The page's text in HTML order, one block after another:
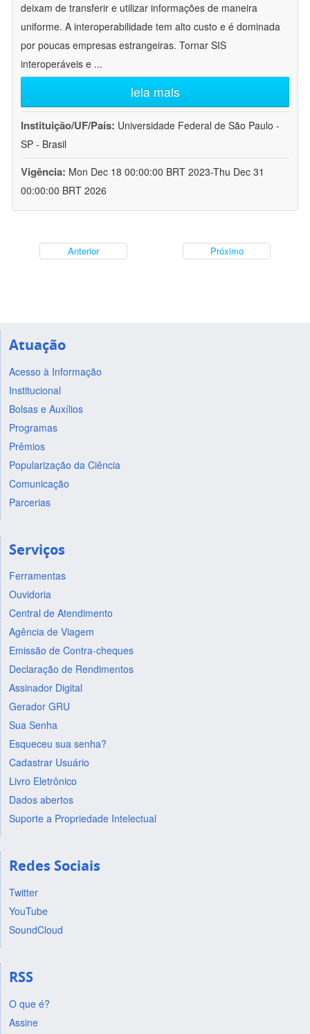
deixam de transferir e utilizar informações de maneira
uniforme. A interoperabilidade tem alto custo e é dominada
por poucas empresas estrangeiras. Tornar SIS
interoperáveis e ...
leia mais
Instituição/UF/País: Universidade Federal de São Paulo -
SP - Brasil
Vigência: Mon Dec 18 00:00:00 BRT 2023-Thu Dec 31
00:00:00 BRT 2026
Anterior Próximo
Atuação
Acesso à Informação
Institucional
Bolsas e Auxílios
Programas
Prêmios
Popularização da Ciência
Comunicação
Parcerias
Serviços
Ferramentas
Ouvidoria
Central de Atendimento
Agência de Viagem
Emissão de Contra-cheques
Declaração de Rendimentos
Assinador Digital
Gerador GRU
Sua Senha
Esqueceu sua senha?
Cadastrar Usuário
Livro Eletrônico
Dados abertos
Suporte a Propriedade Intelectual
Redes Sociais
Twitter
YouTube
SoundCloud
RSS
O que é?
Assine